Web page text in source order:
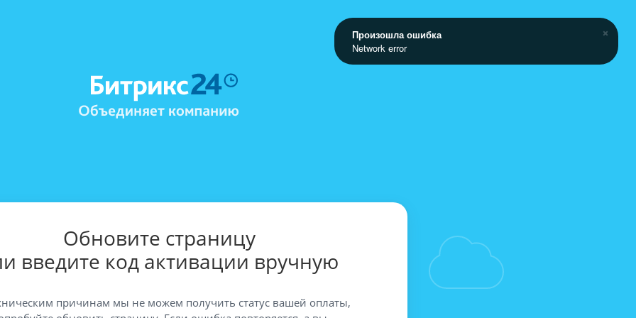
Обновите страницу
введите код активации вручную
причинам мы не можем получить статус вашей оплаты,
Произошла ошибка
Network error